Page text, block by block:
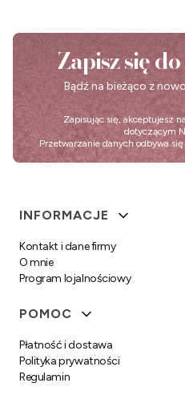
Zapisz się
Bądź na bieżąco z
Zapisując się, akceptujesz
dotyczącym
Przetwarzanie danych odbywa
Linki w stopce
INFORMACJE
Kontakt i dane firmy
O mnie
Program lojalnościowy
POMOC
Płatność i dostawa
Polityka prywatności
Regulamin